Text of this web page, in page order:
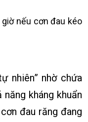
nếu cơn đau kéo
nhiên” nhờ chứa
kháng khuẩn
đau răng đang